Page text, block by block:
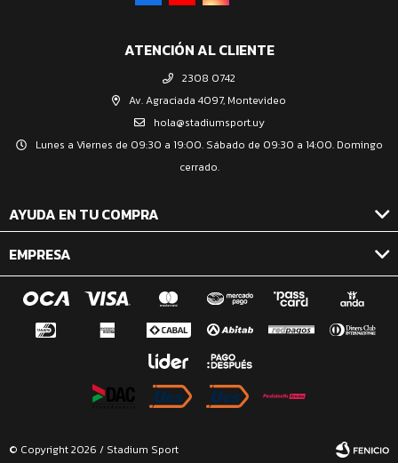
ATENCIÓN AL CLIENTE
2308 0742
Av. Agraciada 4097, Montevideo
hola@stadiumsport.uy
Lunes a Viernes de 09:30 a 19:00. Sábado de 09:30 a 14:00. Domingo
cerrado.
AYUDA EN TU COMPRA
EMPRESA
© Copyright 2026 / Stadium Sport